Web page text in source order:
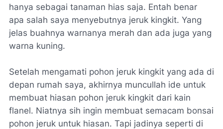
hanya sebagai tanaman hias saja. Entah benar
apa salah saya menyebutnya jeruk kingkit. Yang
jelas buahnya warnanya merah dan ada juga yang
warna kuning.
Setelah mengamati pohon jeruk kingkit yang ada di
depan rumah saya, akhirnya muncullah ide untuk
membuat hiasan pohon jeruk kingkit dari kain
flanel. Niatnya sih ingin membuat semacam bonsai
pohon jeruk untuk hiasan. Tapi jadinya seperti di